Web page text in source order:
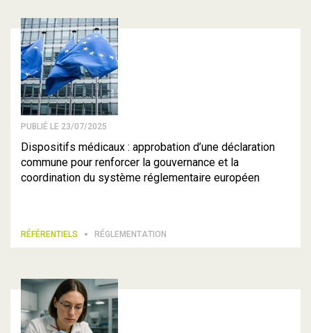
PUBLIÉ LE 23/07/2025
Dispositifs médicaux : approbation d’une déclaration
commune pour renforcer la gouvernance et la
coordination du système réglementaire européen
RÉFÉRENTIELS RÉGLEMENTATION